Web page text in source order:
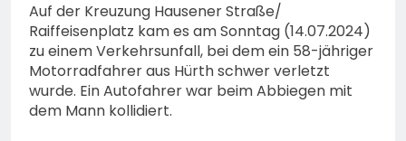
Auf der Kreuzung Hausener Straße/
Raiffeisenplatz kam es am Sonntag (14.07.2024)
zu einem Verkehrsunfall, bei dem ein 58-jähriger
Motorradfahrer aus Hürth schwer verletzt
wurde. Ein Autofahrer war beim Abbiegen mit
dem Mann kollidiert.